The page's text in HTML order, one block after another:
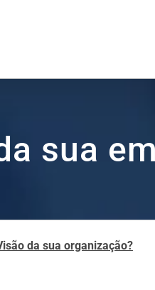
sua
da sua organização?